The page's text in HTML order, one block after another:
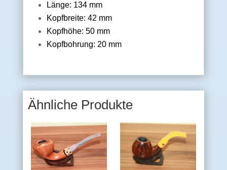
Länge: 134 mm
Kopfbreite: 42 mm
Kopfhöhe: 50 mm
Kopfbohrung: 20 mm
Ähnliche Produkte